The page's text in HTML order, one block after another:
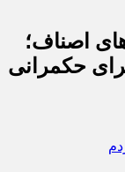
اصناف؛
حکمرانی